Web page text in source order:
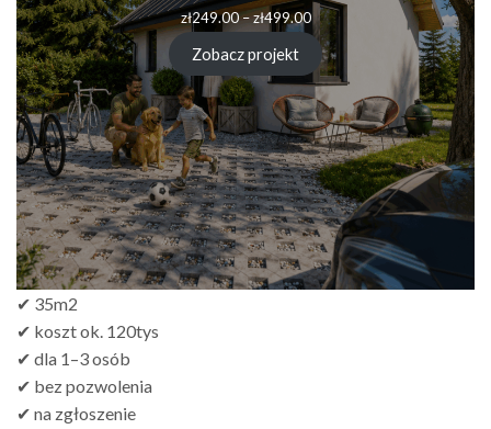
zł249.00–zł499.00Zakres
cen:
od
zł249.00
do
zł499.00
Zobacz projekt
✔ 35m2
✔ koszt ok. 120tys
✔ dla 1–3 osób
✔ bez pozwolenia
✔ na zgłoszenie